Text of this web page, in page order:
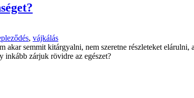
, vájkálás
akar semmit kitárgyalni, nem szeretne részleteket
inkább zárjuk rövidre az egészet?